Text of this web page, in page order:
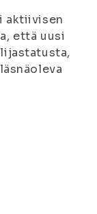
aktiivisen
että uusi